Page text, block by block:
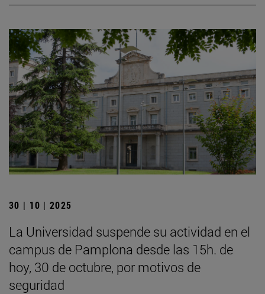
30 | 10 | 2025
La Universidad suspende su actividad en el
campus de Pamplona desde las 15h. de
hoy, 30 de octubre, por motivos de
seguridad